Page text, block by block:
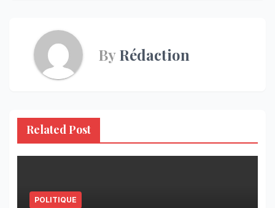
ByRédaction
Related Post
POLITIQUE